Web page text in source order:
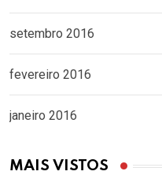
setembro 2016
fevereiro 2016
janeiro 2016
MAIS VISTOS